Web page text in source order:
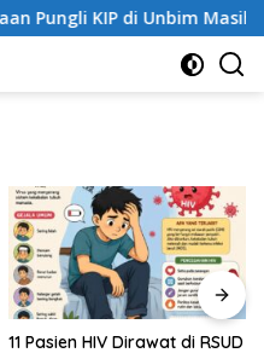
KIP di Unbim Masih
11 Pasien HIV Dirawat di RSUD